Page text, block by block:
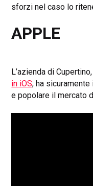
sforzi nel caso lo
APPLE
L’azienda di Cupertino,
in iOS, ha
e popolare il mercato